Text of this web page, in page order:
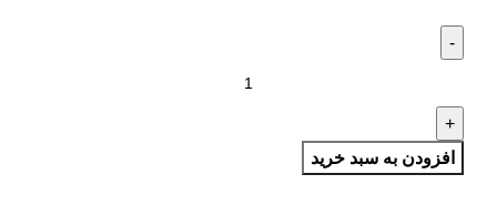
افزودن به سبد خرید